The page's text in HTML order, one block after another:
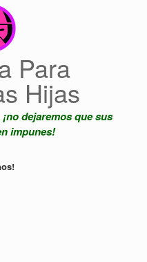
Para
Hijas
dejaremos que sus
impunes!